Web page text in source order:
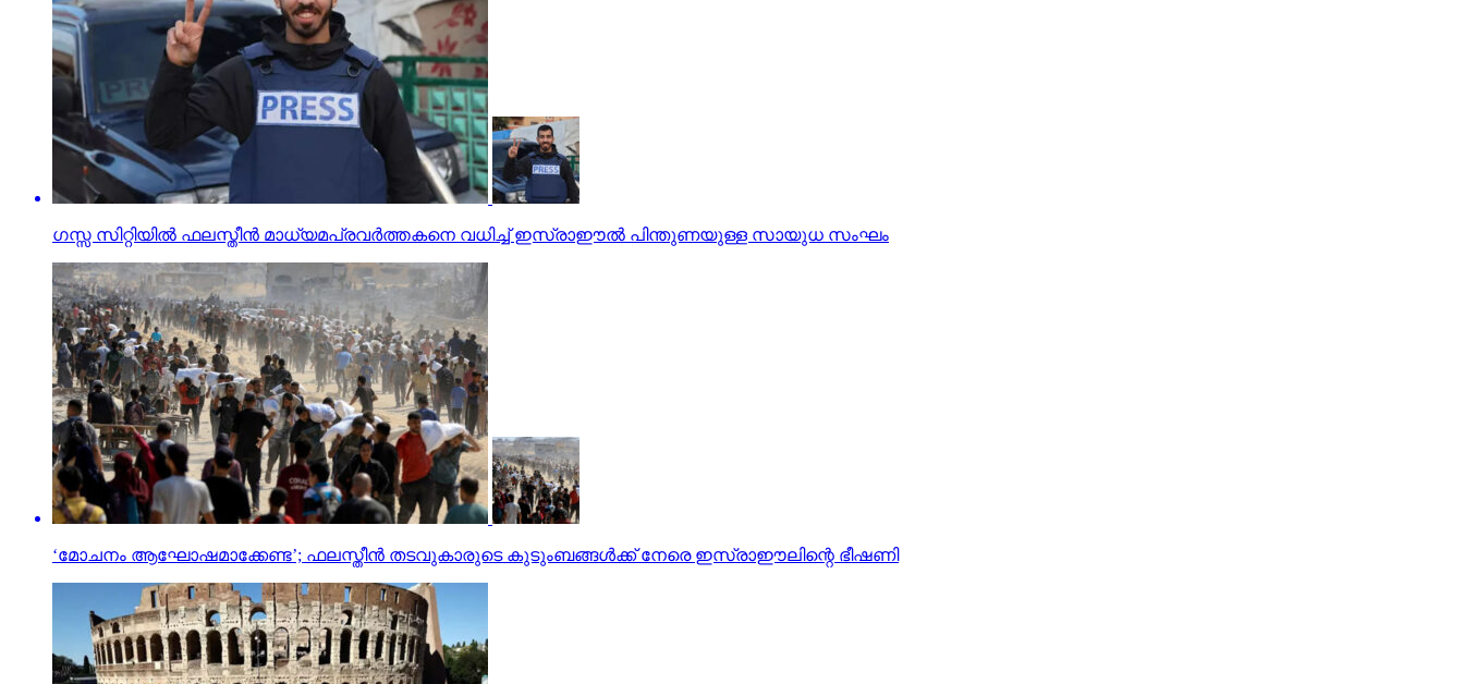
ഗസ്സ സിറ്റിയില്‍ ഫലസ്തീന്‍ മാധ്യമപ്രവര്‍ത്തകനെ വധിച്ച് ഇസ്രാഈല്‍ പിന്തുണയുള്ള സായുധ സംഘം
‘മോചനം ആഘോഷമാക്കേണ്ട’; ഫലസ്തീന്‍ തടവുകാരുടെ കുടുംബങ്ങള്‍ക്ക് നേരെ ഇസ്രാഈലിന്റെ ഭീഷണി